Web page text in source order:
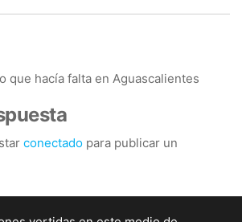
que hacía falta en Aguascalientes
conectado para publicar un